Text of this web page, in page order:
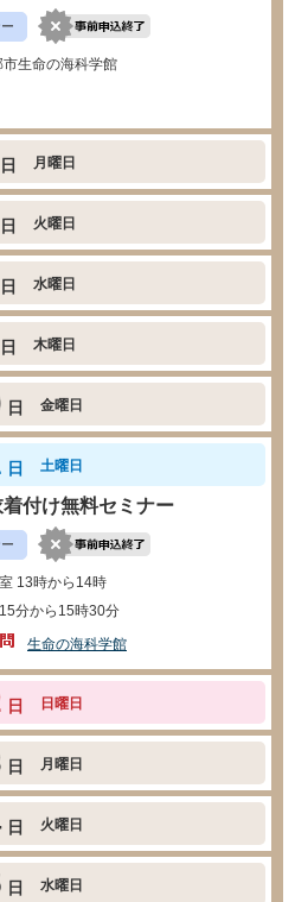
市生命の海科学館
日 月曜日
日 火曜日
日 水曜日
日 木曜日
日 金曜日
日 土曜日
付け無料セミナー
13時から14時
分から15時30分
生命の海科学館
日 日曜日
日 月曜日
日 火曜日
日 水曜日